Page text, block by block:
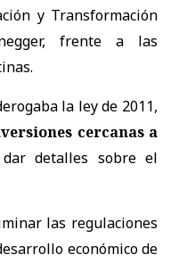
y Transformación
frente a las
la ley de 2011,
cercanas a
detalles sobre el
las regulaciones
económico de